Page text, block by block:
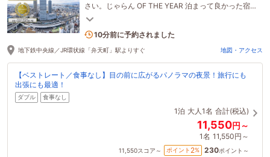
さい。じゃらん OF THE YEAR 泊まって良かった宿
大賞（夕食部門）で5年連続受賞！
9名がこの宿を見ています
地下鉄中央線／JR環状線「弁天町」駅よりすぐ 地図・アクセス
【ベストレート／食事なし】目の前に広がるパノラマの夜景！旅行にも
出張にも最適！
ダブル 食事なし
1泊 大人1名 合計(税込)
11,550円～
1名 11,550円～
11,550スコア～ ポイント 2% 230ポイント～